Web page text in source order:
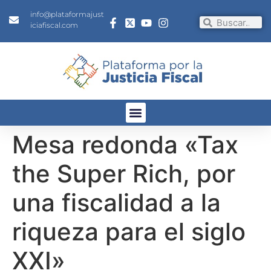
info@plataformajust
iciafiscal.com
Mesa redonda «Tax
the Super Rich, por
una fiscalidad a la
riqueza para el siglo
XXI»